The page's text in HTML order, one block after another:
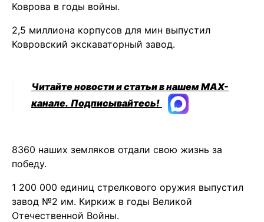
Коврова в годы войны.
2,5 миллиона корпусов для мин выпустил
Ковровский экскаваторный завод.
Читайте новости и статьи в нашем MAX-
канале. Подписывайтесь!
8360 наших земляков отдали свою жизнь за
победу.
1 200 000 единиц стрелкового оружия выпустил
завод №2 им. Киркиж в годы Великой
Отечественной Войны.